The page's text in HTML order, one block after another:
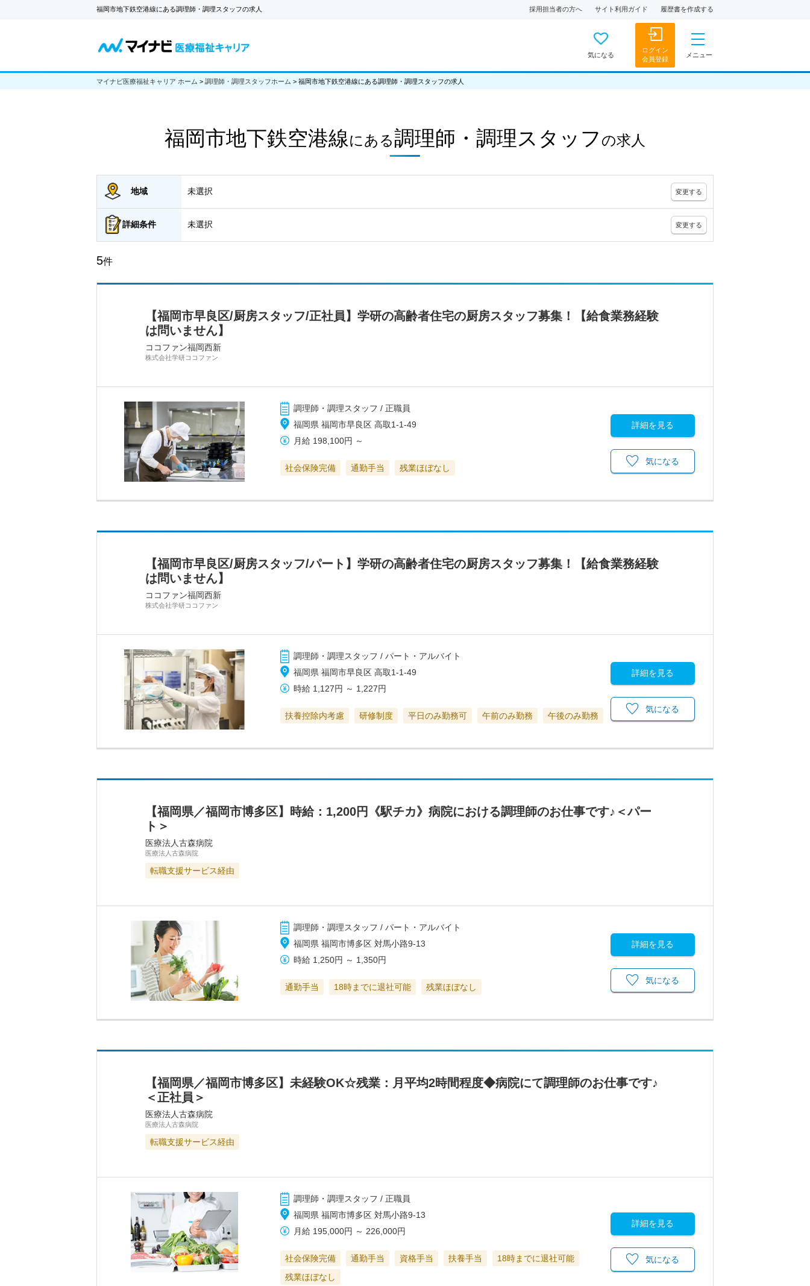
福岡市地下鉄空港線にある調理師・調理スタッフの求人 採用担当者の方へ サイト利用ガイド 履歴書を作成する
気になる
ログイン
会員登録
メニュー
マイナビ医療福祉キャリア ホーム > 調理師・調理スタッフホーム > 福岡市地下鉄空港線にある調理師・調理スタッフの求人
福岡市地下鉄空港線にある調理師・調理スタッフ の求人
地域 未選択 変更する
詳細条件 未選択 変更する
5件
【福岡市早良区/厨房スタッフ/正社員】学研の高齢者住宅の厨房スタッフ募集！【給食業務経験
は問いません】
ココファン福岡西新
株式会社学研ココファン
調理師・調理スタッフ / 正職員
福岡県 福岡市早良区 高取1-1-49
月給 198,100円 ～
社会保険完備 通勤手当 残業ほぼなし
詳細を見る
気になる
【福岡市早良区/厨房スタッフ/パート】学研の高齢者住宅の厨房スタッフ募集！【給食業務経験
は問いません】
ココファン福岡西新
株式会社学研ココファン
調理師・調理スタッフ / パート・アルバイト
福岡県 福岡市早良区 高取1-1-49
時給 1,127円 ～ 1,227円
扶養控除内考慮 研修制度 平日のみ勤務可 午前のみ勤務 午後のみ勤務
詳細を見る
気になる
【福岡県／福岡市博多区】時給：1,200円《駅チカ》病院における調理師のお仕事です♪＜パー
ト＞
医療法人古森病院
医療法人古森病院
転職支援サービス経由
調理師・調理スタッフ / パート・アルバイト
福岡県 福岡市博多区 対馬小路9-13
時給 1,250円 ～ 1,350円
通勤手当 18時までに退社可能 残業ほぼなし
詳細を見る
気になる
【福岡県／福岡市博多区】未経験OK☆残業：月平均2時間程度◆病院にて調理師のお仕事です♪
＜正社員＞
医療法人古森病院
医療法人古森病院
転職支援サービス経由
調理師・調理スタッフ / 正職員
福岡県 福岡市博多区 対馬小路9-13
月給 195,000円 ～ 226,000円
社会保険完備 通勤手当 資格手当 扶養手当
18時までに退社可能
残業ほぼなし
詳細を見る
気になる